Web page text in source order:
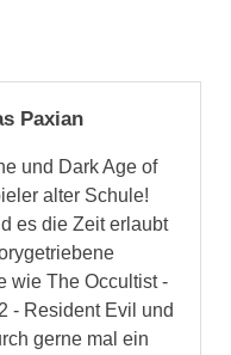
Paxian
und Dark Age of
alter Schule!
es die Zeit erlaubt
wie The Occultist -
- Resident Evil und
gerne mal ein